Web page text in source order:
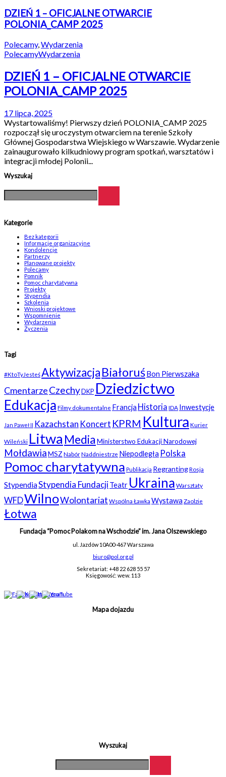
DZIEŃ 1 – OFICJALNE OTWARCIE
POLONIA_CAMP 2025
Polecamy, Wydarzenia
PolecamyWydarzenia
DZIEŃ 1 – OFICJALNE OTWARCIE
POLONIA_CAMP 2025
17 lipca, 2025
Wystartowaliśmy! Pierwszy dzień POLONIA_CAMP 2025
rozpoczął się uroczystym otwarciem na terenie Szkoły
Głównej Gospodarstwa Wiejskiego w Warszawie. Wydarzenie
zainaugurowało kilkudniowy program spotkań, warsztatów i
integracji młodej Polonii...
Wyszukaj
Kategorie
Bez kategorii
Informacje organizacyjne
Kondolencje
Partnerzy
Planowane projekty
Polecamy
Pomnik
Pomoc charytatywna
Projekty
Stypendia
Szkolenia
Wnioski projektowe
Wspomnienie
Wydarzenia
Życzenia
Tagi
#KtoTyJesteśAktywizacjaBiałoruśBon Pierwszaka
CmentarzeCzechyDKP Dziedzictwo
Edukacja Filmy dokumentalne Francja Historia IDA Inwestycje
Jan Paweł II Kazachstan Koncert KPRM Kultura Kurier
Wileński Litwa MediaMinisterstwo Edukacji Narodowej
MołdawiaMSZ NabórNaddniestrze Niepodległa Polska
Pomoc charytatywna Publikacja RegrantingRosja
StypendiaStypendia FundacjiTeatr Ukraina Warsztaty
WFDWilnoWolontariat Wspólna Ławka Wystawa Zaolzie
Łotwa
Fundacja “Pomoc Polakom na Wschodzie” im. Jana Olszewskiego
ul. Jazdów 10A00-467 Warszawa
biuro@pol.org.pl
Sekretariat: +48 22 628 55 57
Księgowość: wew. 113
Mapa dojazdu
Wyszukaj